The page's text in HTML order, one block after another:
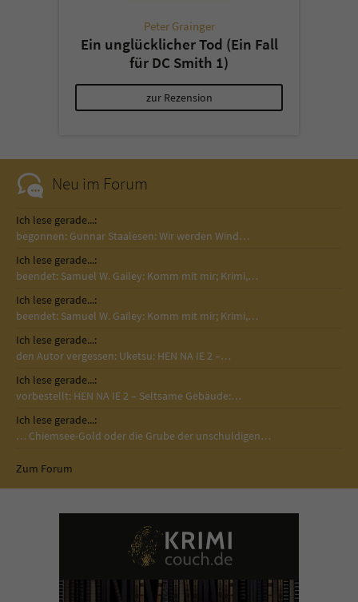
Peter Grainger
Ein unglücklicher Tod (Ein Fall
für DC Smith 1)
zur Rezension
Neu im Forum
Ich lese gerade...:
begonnen: Gunnar Staalesen: Wir werden Wind…
Ich lese gerade...:
beendet: Samuel W. Gailey: Komm mit mir; Krimi,…
Ich lese gerade...:
beendet: Samuel W. Gailey: Komm mit mir; Krimi,…
Ich lese gerade...:
den Autor vergessen: Uketsu: HEN NA IE 2 –…
Ich lese gerade...:
vorbestellt: HEN NA IE 2 – Seltsame Gebäude:…
Ich lese gerade...:
… Chiemsee-Gold oder die Grube der unschuldigen…
Zum Forum